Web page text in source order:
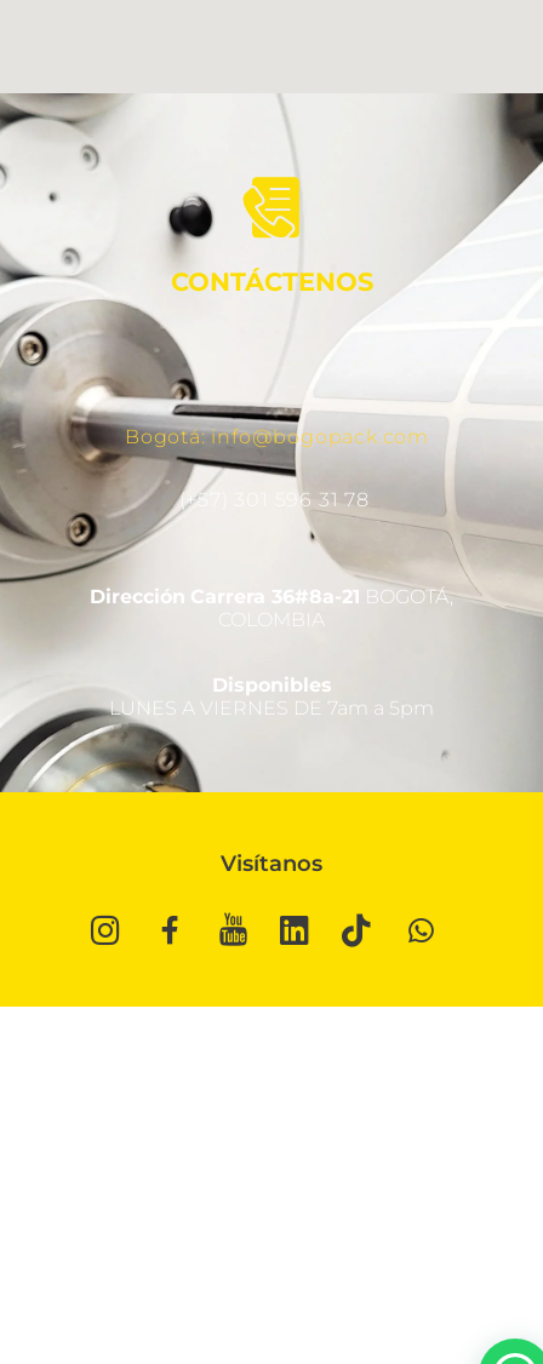
CONTÁCTENOS
Bogotá: info@bogopack.com
(+57) 301 596 31 78
Dirección Carrera 36#8a-21 BOGOTÁ,
COLOMBIA
Disponibles
LUNES A VIERNES DE 7am a 5pm
Visítanos